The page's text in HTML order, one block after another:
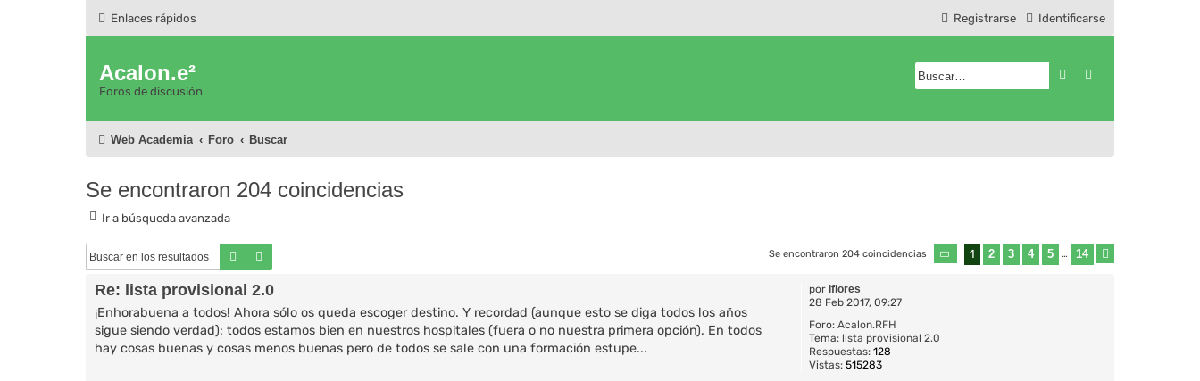
Enlaces rápidos Identificarse
Registrarse
Acalon.e²
Foros de discusión
Buscar
Web Academia Foro Buscar
Se encontraron 204 coincidencias
Ir a búsqueda avanzada
Buscar Se encontraron 204 coincidencias Página de 14
1 2 3 4 5 … 14
poriflores
28 Feb 2017, 09:27
Foro:Acalon.RFH
Tema: lista provisional 2.0
Respuestas:128
Vistas:515283
Re: lista provisional 2.0
¡Enhorabuena a todos! Ahora sólo os queda escoger destino. Y recordad (aunque esto se diga todos los años
sigue siendo verdad): todos estamos bien en nuestros hospitales (fuera o no nuestra primera opción). En todos
hay cosas buenas y cosas menos buenas pero de todos se sale con una formación estupe...